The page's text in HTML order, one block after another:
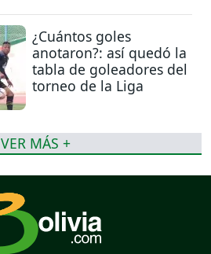
¿Cuántos goles
anotaron?: así quedó la
tabla de goleadores del
torneo de la Liga
VER MÁS +